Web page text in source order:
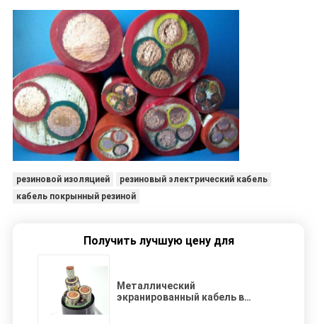
резиновой изоляцией
резиновый электрический кабель
кабель покрынный резиной
Получить лучшую цену для
Металлический
экранированный кабель в